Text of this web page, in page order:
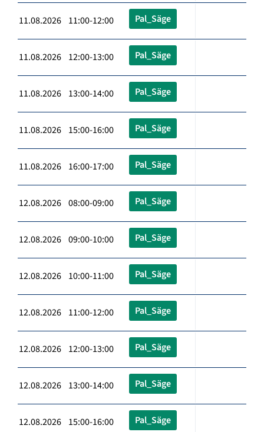
11.08.2026 11:00-12:00 Pal_Säge
11.08.2026 12:00-13:00 Pal_Säge
11.08.2026 13:00-14:00 Pal_Säge
11.08.2026 15:00-16:00 Pal_Säge
11.08.2026 16:00-17:00 Pal_Säge
12.08.2026 08:00-09:00 Pal_Säge
12.08.2026 09:00-10:00 Pal_Säge
12.08.2026 10:00-11:00 Pal_Säge
12.08.2026 11:00-12:00 Pal_Säge
12.08.2026 12:00-13:00 Pal_Säge
12.08.2026 13:00-14:00 Pal_Säge
12.08.2026 15:00-16:00 Pal_Säge